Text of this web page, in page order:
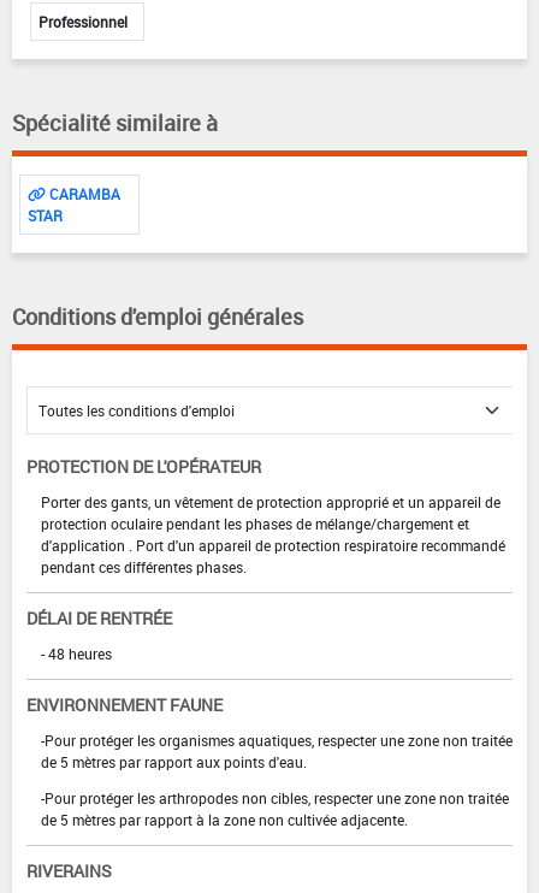
Professionnel
Spécialité similaire à
CARAMBA
STAR
Conditions d'emploi générales
PROTECTION DE L'OPÉRATEUR
Porter des gants, un vêtement de protection approprié et un appareil de
protection oculaire pendant les phases de mélange/chargement et
d'application . Port d'un appareil de protection respiratoire recommandé
pendant ces différentes phases.
DÉLAI DE RENTRÉE
- 48 heures
ENVIRONNEMENT FAUNE
-Pour protéger les organismes aquatiques, respecter une zone non traitée
de 5 mètres par rapport aux points d'eau.
-Pour protéger les arthropodes non cibles, respecter une zone non traitée
de 5 mètres par rapport à la zone non cultivée adjacente.
RIVERAINS